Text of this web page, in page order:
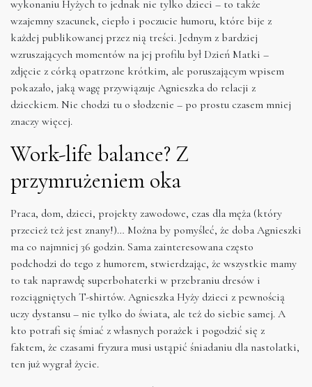
wykonaniu Hyżych to jednak nie tylko dzieci – to także
wzajemny szacunek, ciepło i poczucie humoru, które bije z
każdej publikowanej przez nią treści. Jednym z bardziej
wzruszających momentów na jej profilu był Dzień Matki –
zdjęcie z córką opatrzone krótkim, ale poruszającym wpisem
pokazało, jaką wagę przywiązuje Agnieszka do relacji z
dzieckiem. Nie chodzi tu o słodzenie – po prostu czasem mniej
znaczy więcej.
Work-life balance? Z
przymrużeniem oka
Praca, dom, dzieci, projekty zawodowe, czas dla męża (który
przecież też jest znany!)… Można by pomyśleć, że doba Agnieszki
ma co najmniej 36 godzin. Sama zainteresowana często
podchodzi do tego z humorem, stwierdzając, że wszystkie mamy
to tak naprawdę superbohaterki w przebraniu dresów i
rozciągniętych T-shirtów. Agnieszka Hyży dzieci z pewnością
uczy dystansu – nie tylko do świata, ale też do siebie samej. A
kto potrafi się śmiać z własnych porażek i pogodzić się z
faktem, że czasami fryzura musi ustąpić śniadaniu dla nastolatki,
ten już wygrał życie.